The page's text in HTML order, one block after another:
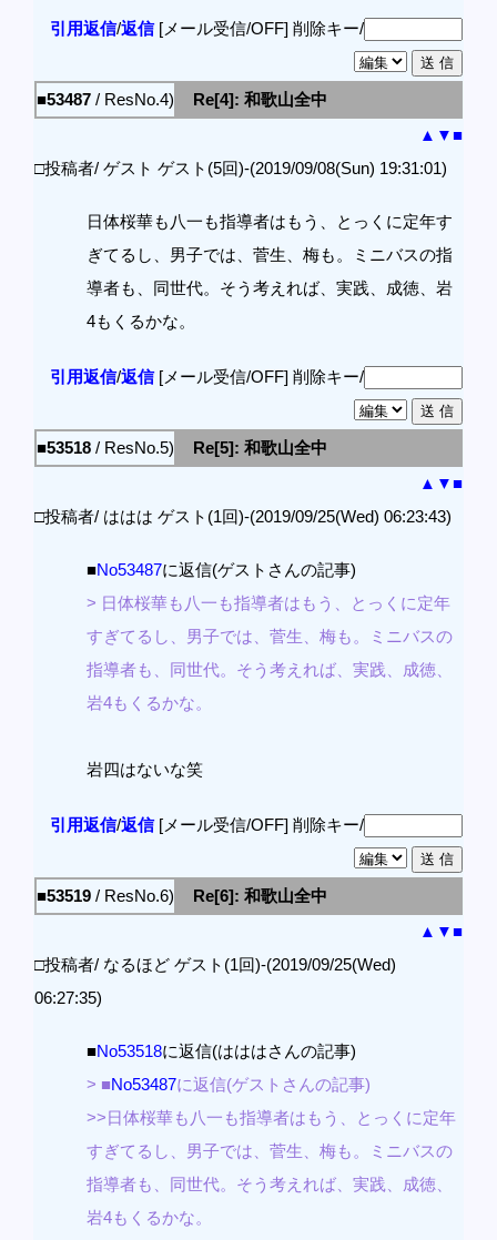
引用返信/返信[メール受信/OFF] 削除キー/
■53487 / ResNo.4)
Re[4]: 和歌山全中
▲ ▼■
□投稿者/ ゲスト ゲスト(5回)-(2019/09/08(Sun) 19:31:01)
日体桜華も八一も指導者はもう、とっくに定年す
ぎてるし、男子では、菅生、梅も。ミニバスの指
導者も、同世代。そう考えれば、実践、成徳、岩
4もくるかな。
引用返信/返信[メール受信/OFF] 削除キー/
■53518 / ResNo.5)
Re[5]: 和歌山全中
▲ ▼■
□投稿者/ ははは ゲスト(1回)-(2019/09/25(Wed) 06:23:43)
■No53487に返信(ゲストさんの記事)
> 日体桜華も八一も指導者はもう、とっくに定年
すぎてるし、男子では、菅生、梅も。ミニバスの
指導者も、同世代。そう考えれば、実践、成徳、
岩4もくるかな。
岩四はないな笑
引用返信/返信[メール受信/OFF] 削除キー/
■53519 / ResNo.6)
Re[6]: 和歌山全中
▲ ▼■
□投稿者/ なるほど ゲスト(1回)-(2019/09/25(Wed)
06:27:35)
■No53518に返信(はははさんの記事)
> ■No53487に返信(ゲストさんの記事)
>>日体桜華も八一も指導者はもう、とっくに定年
すぎてるし、男子では、菅生、梅も。ミニバスの
指導者も、同世代。そう考えれば、実践、成徳、
岩4もくるかな。